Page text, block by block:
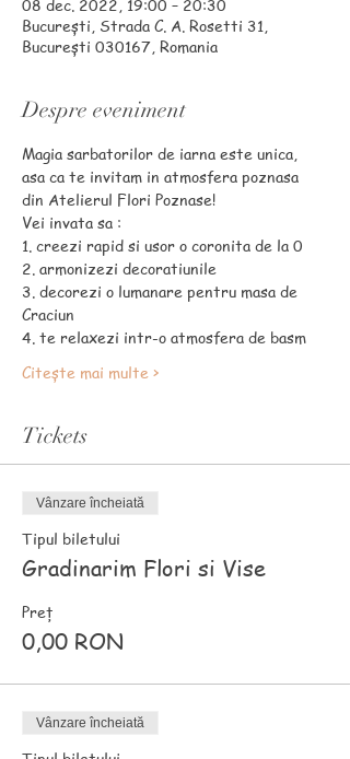
București, Strada C. A. Rosetti 31,
București 030167, Romania
Despre eveniment
Magia sarbatorilor de iarna este unica,
asa ca te invitam in atmosfera poznasa
din Atelierul Flori Poznase!
Vei invata sa :
1. creezi rapid si usor o coronita de la 0
2. armonizezi decoratiunile
3. decorezi o lumanare pentru masa de
Craciun
4. te relaxezi intr-o atmosfera de basm
Citește mai multe >
Tickets
Vânzare încheiată
Tipul biletului
Gradinarim Flori si Vise
Preț
0,00 RON
Vânzare încheiată